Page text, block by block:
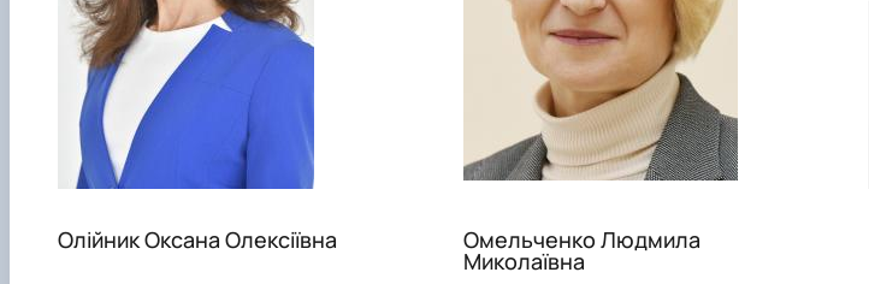
Олійник Оксана Олексіївна Омельченко Людмила
Миколаївна